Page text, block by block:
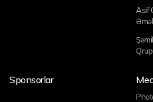
Asif
Sponsorlar